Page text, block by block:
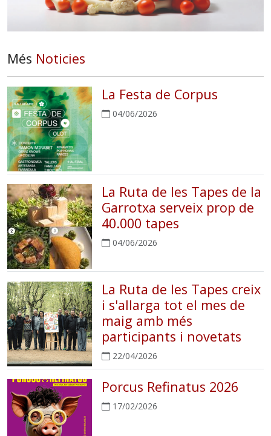
Més Noticies
La Festa de Corpus
04/06/2026
La Ruta de les Tapes de la
Garrotxa serveix prop de
40.000 tapes
04/06/2026
La Ruta de les Tapes creix
i s'allarga tot el mes de
maig amb més
participants i novetats
22/04/2026
Porcus Refinatus 2026
17/02/2026